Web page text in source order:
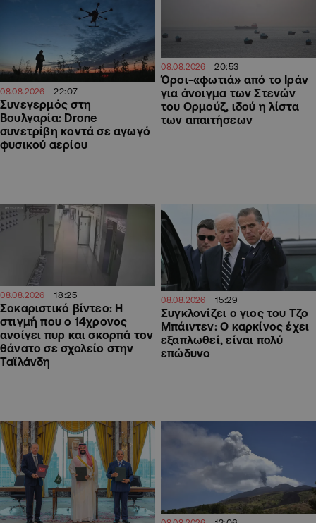
08.08.2026 22:07
Συνεγερμός στη
Βουλγαρία: Drone
συνετρίβη κοντά σε αγωγό
φυσικού αερίου
08.08.2026 20:53
Όροι-«φωτιά» από το Ιράν
για άνοιγμα των Στενών
του Ορμούζ, ιδού η λίστα
των απαιτήσεων
08.08.2026 18:25
Σοκαριστικό βίντεο: Η
στιγμή που ο 14χρονος
ανοίγει πυρ και σκορπά τον
θάνατο σε σχολείο στην
Ταϊλάνδη
08.08.2026 15:29
Συγκλονίζει ο γιος του Τζο
Μπάιντεν: Ο καρκίνος έχει
εξαπλωθεί, είναι πολύ
επώδυνο